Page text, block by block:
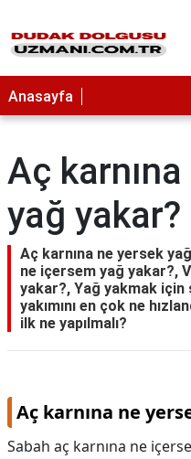
Anasayfa
Aç
yağ yakar?
Aç karnına ne yersek
ne içersem yağ yakar?,
yakar?, Yağ yakmak için
yakımını en çok ne
ilk ne yapılmalı?
Aç karnına ne
Sabah aç karnına ne